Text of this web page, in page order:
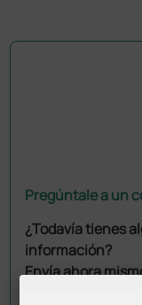
Pregúntale a un
¿Todavía tienes
información?
Envía ahora